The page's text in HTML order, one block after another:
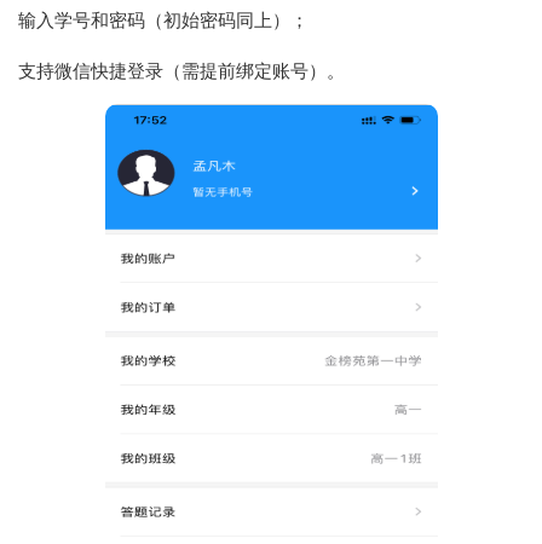
输入学号和密码（初始密码同上）；
支持‌微信快捷登录‌（需提前绑定账号）‌。